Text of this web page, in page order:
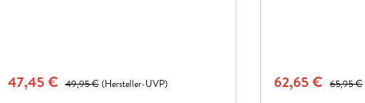
Verkaufspreis:
47,45 € Regulärer Preis:
49,95 €(Hersteller-UVP) Verkaufspreis:
62,65 € 65,95 €